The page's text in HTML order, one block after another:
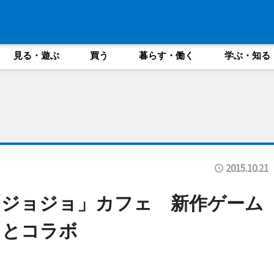
見る・遊ぶ 買う 暮らす・働く 学ぶ・知る
2015.10.21
ョジョ」カフェ 新作ゲーム
コラボ